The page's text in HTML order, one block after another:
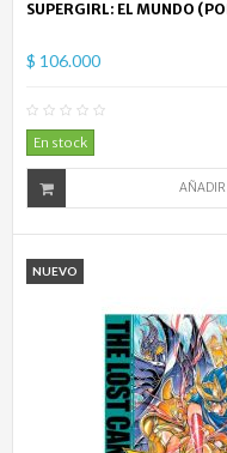
SUPERGIRL: EL MUNDO
$ 106.000
En stock
AÑADIR
NUEVO